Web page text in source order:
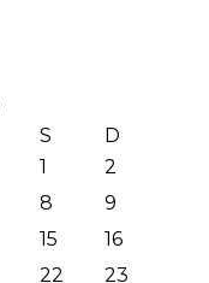
S
D
1
2
8
9
15
16
22
23